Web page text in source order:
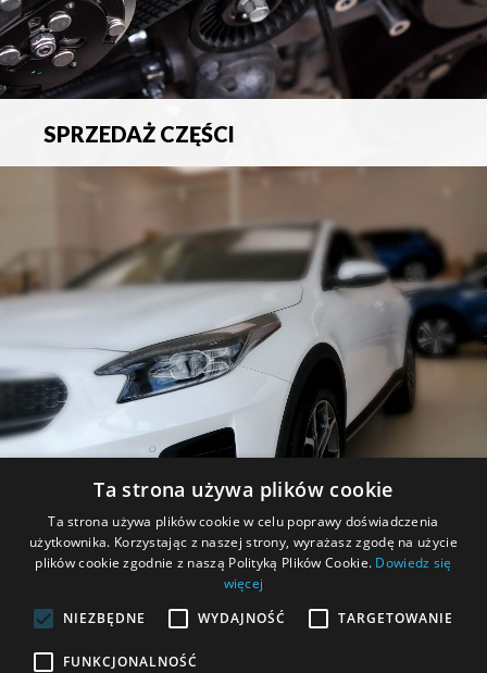
SPRZEDAŻ CZĘŚCI
Sprzedaż oryginalnych części samochodowych oraz
PROMOCJE
Zapoznaj się z aktualnymi promocjami.
Ta strona używa plików cookie
Ta strona używa plików cookie w celu poprawy doświadczenia
użytkownika. Korzystając z naszej strony, wyrażasz zgodę na użycie
plików cookie zgodnie z naszą Polityką Plików Cookie. Dowiedz się
więcej
NIEZBĘDNE
WYDAJNOŚĆ TARGETOWANIE
FUNKCJONALNOŚĆ